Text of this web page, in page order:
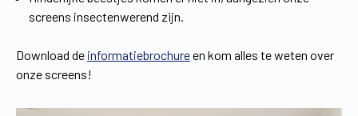
screens insectenwerend zijn.
Download de informatiebrochureen kom alles te weten over
onze screens!